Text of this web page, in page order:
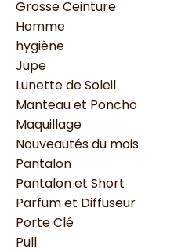
Grosse Ceinture
Homme
hygiène
Jupe
Lunette de Soleil
Manteau et Poncho
Maquillage
Nouveautés du mois
Pantalon
Pantalon et Short
Parfum et Diffuseur
Porte Clé
Pull